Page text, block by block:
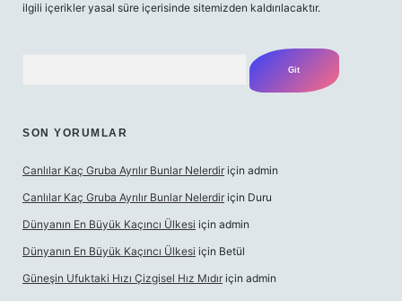
ilgili içerikler yasal süre içerisinde sitemizden kaldırılacaktır.
SON YORUMLAR
Canlılar Kaç Gruba Ayrılır Bunlar Nelerdir için admin
Canlılar Kaç Gruba Ayrılır Bunlar Nelerdir için Duru
Dünyanın En Büyük Kaçıncı Ülkesi için admin
Dünyanın En Büyük Kaçıncı Ülkesi için Betül
Güneşin Ufuktaki Hızı Çizgisel Hız Mıdır için admin